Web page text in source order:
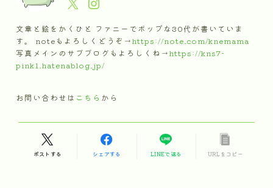
文章と絵をかくひと ファニーでポップな30代が書いていま
す。 noteもよろしくどうぞ→https://note.com/knemama
写真メインのサブブログもよろしくね→https://kns7-
pink1.hatenablog.jp/
お問い合わせは こちら から
ポストする シェアする LINEで送る URLをコピー